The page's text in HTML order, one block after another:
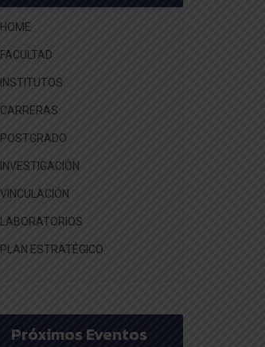
HOME
FACULTAD
INSTITUTOS
CARRERAS
POSTGRADO
INVESTIGACIÓN
VINCULACIÓN
LABORATORIOS
PLAN ESTRATÉGICO
Próximos Eventos